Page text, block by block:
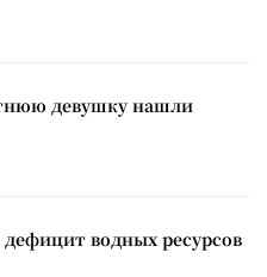
девушку нашли
водных ресурсов